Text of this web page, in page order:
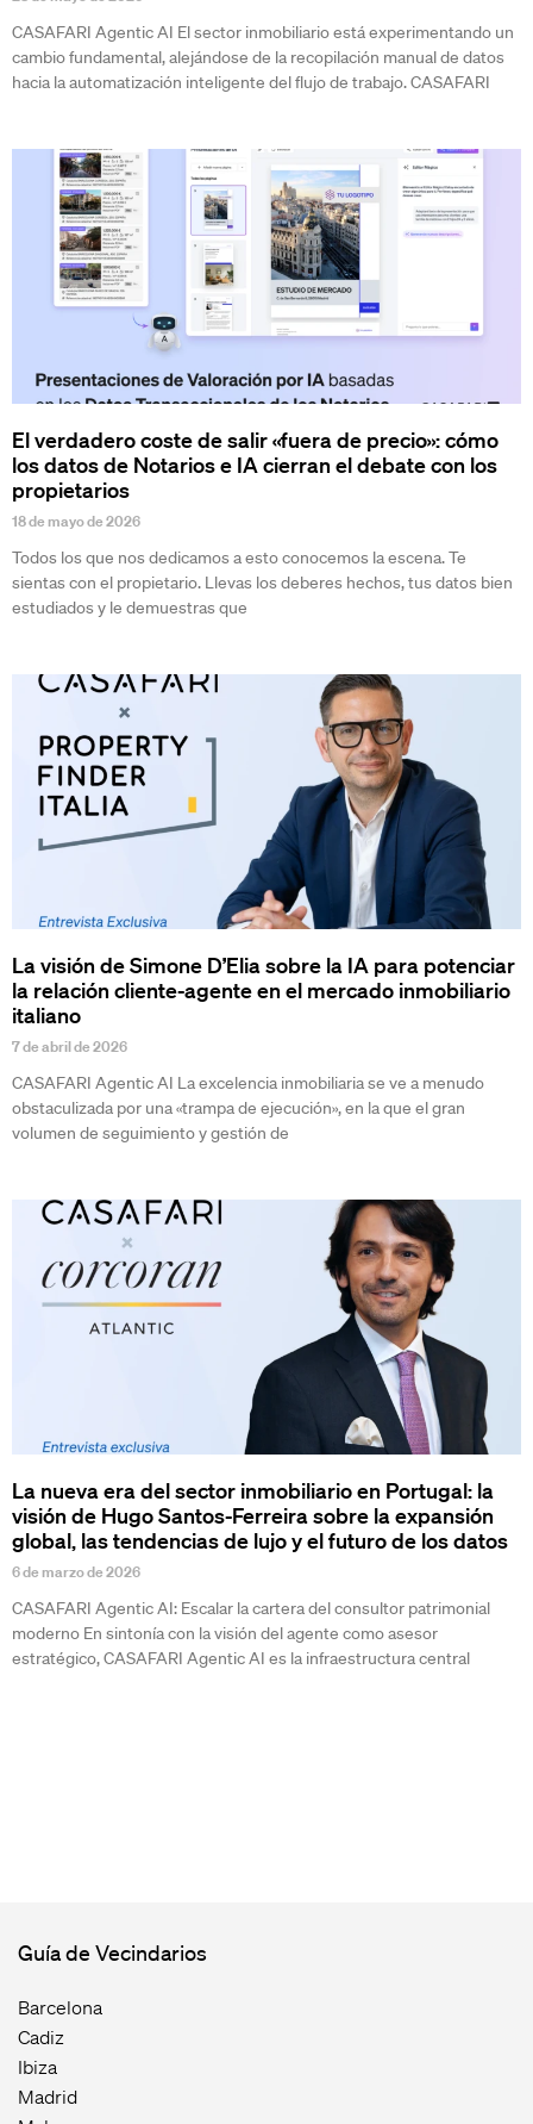
CASAFARI Agentic AI El sector inmobiliario está experimentando un
cambio fundamental, alejándose de la recopilación manual de datos
hacia la automatización inteligente del flujo de trabajo. CASAFARI
El verdadero coste de salir «fuera de precio»: cómo
los datos de Notarios e IA cierran el debate con los
propietarios
18 de mayo de 2026
Todos los que nos dedicamos a esto conocemos la escena. Te
sientas con el propietario. Llevas los deberes hechos, tus datos bien
estudiados y le demuestras que
La visión de Simone D’Elia sobre la IA para potenciar
la relación cliente-agente en el mercado inmobiliario
italiano
7 de abril de 2026
CASAFARI Agentic AI La excelencia inmobiliaria se ve a menudo
obstaculizada por una «trampa de ejecución», en la que el gran
volumen de seguimiento y gestión de
La nueva era del sector inmobiliario en Portugal: la
visión de Hugo Santos-Ferreira sobre la expansión
global, las tendencias de lujo y el futuro de los datos
6 de marzo de 2026
CASAFARI Agentic AI: Escalar la cartera del consultor patrimonial
moderno En sintonía con la visión del agente como asesor
estratégico, CASAFARI Agentic AI es la infraestructura central
Guía de Vecindarios
Barcelona
Cadiz
Ibiza
Madrid